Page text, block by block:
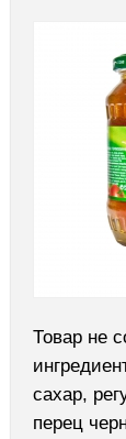
Товар не
сахар,
перец